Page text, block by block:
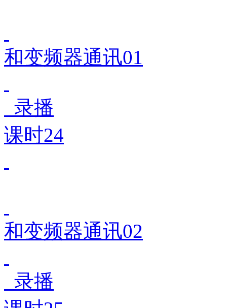
和变频器通讯01
录播
课时24
和变频器通讯02
录播